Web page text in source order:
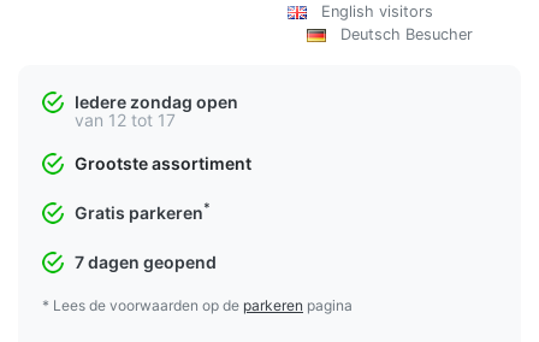
English visitors
Deutsch Besucher
Iedere zondag open
van 12 tot 17
Grootste assortiment
Gratis parkeren*
7 dagen geopend
* Lees de voorwaarden op de parkeren pagina